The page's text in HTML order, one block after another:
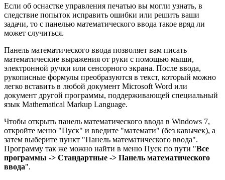
Если об оснастке управления печатью вы могли узнать, в
следствие попыток исправить ошибки или решить ваши
задачи, то с панелью математического ввода такое вряд ли
может случиться.
Панель математического ввода позволяет вам писать
математические выражения от руки с помощью мыши,
электронной ручки или сенсорного экрана. После ввода,
рукописные формулы преобразуются в текст, который можно
легко вставить в любой документ Microsoft Word или
документ другой программы, поддерживающей специальный
язык Mathematical Markup Language.
Чтобы открыть панель математического ввода в Windows 7,
откройте меню "Пуск" и введите "математи" (без кавычек), а
затем выберите пункт "Панель математического ввода".
Программу так же можно найти в меню Пуск по пути "Все
программы -> Стандартные -> Панель математического
ввода".